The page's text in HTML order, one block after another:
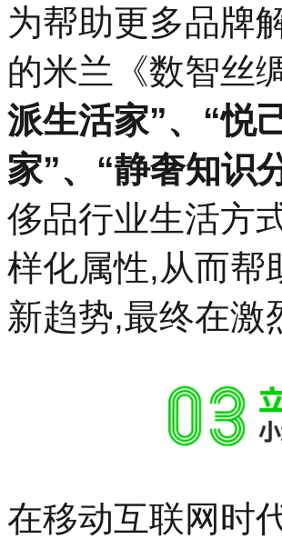
为帮助更多品牌
的米兰《数智丝
派生活家”、“悦
家”、“静奢知识
侈品行业生活方
样化属性,从而帮
新趋势,最终在激
在移动互联网时